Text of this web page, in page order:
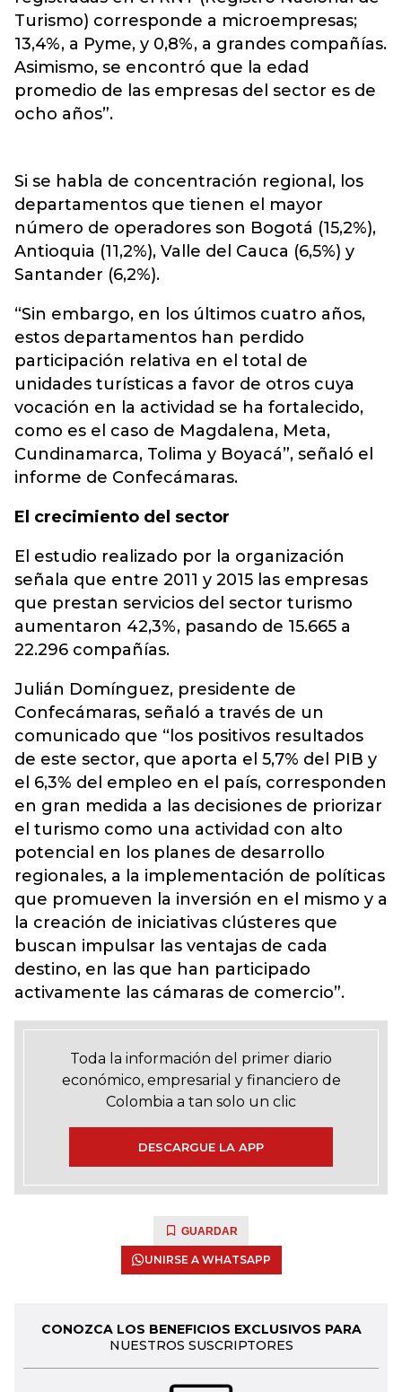
Turismo) corresponde a microempresas;
13,4%, a Pyme, y 0,8%, a grandes compañías.
Asimismo, se encontró que la edad
promedio de las empresas del sector es de
ocho años”.
Si se habla de concentración regional, los
departamentos que tienen el mayor
número de operadores son Bogotá (15,2%),
Antioquia (11,2%), Valle del Cauca (6,5%) y
Santander (6,2%).
“Sin embargo, en los últimos cuatro años,
estos departamentos han perdido
participación relativa en el total de
unidades turísticas a favor de otros cuya
vocación en la actividad se ha fortalecido,
como es el caso de Magdalena, Meta,
Cundinamarca, Tolima y Boyacá”, señaló el
informe de Confecámaras.
El crecimiento del sector
El estudio realizado por la organización
señala que entre 2011 y 2015 las empresas
que prestan servicios del sector turismo
aumentaron 42,3%, pasando de 15.665 a
22.296 compañías.
Julián Domínguez, presidente de
Confecámaras, señaló a través de un
comunicado que “los positivos resultados
de este sector, que aporta el 5,7% del PIB y
el 6,3% del empleo en el país, corresponden
en gran medida a las decisiones de priorizar
el turismo como una actividad con alto
potencial en los planes de desarrollo
regionales, a la implementación de políticas
que promueven la inversión en el mismo y a
la creación de iniciativas clústeres que
buscan impulsar las ventajas de cada
destino, en las que han participado
activamente las cámaras de comercio”.
Toda la información del primer diario
económico, empresarial y financiero de
Colombia a tan solo un clic
DESCARGUE LA APP
GUARDAR
UNIRSE A WHATSAPP
CONOZCA LOS BENEFICIOS EXCLUSIVOS PARA
NUESTROS SUSCRIPTORES